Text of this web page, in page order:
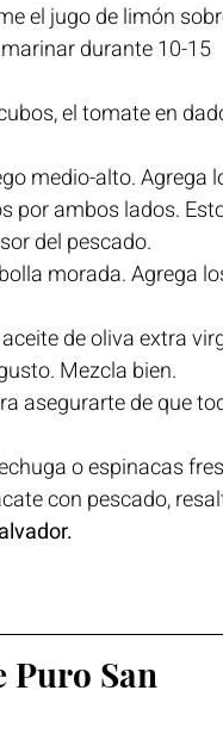
el jugo de limón
durante 10-15
el tomate en
medio-alto. Agrega
por ambos lados.
del pescado.
morada. Agrega
de oliva extra
Mezcla bien.
asegurarte de que
o espinacas
con pescado,
Puro San